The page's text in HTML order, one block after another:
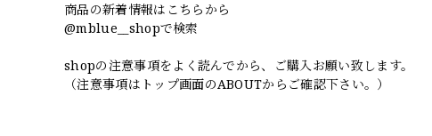
商品の新着情報はこちらから
@mblue__shopで検索
shopの注意事項をよく読んでから、ご購入お願い致します。
（注意事項はトップ画面のABOUTからご確認下さい。）